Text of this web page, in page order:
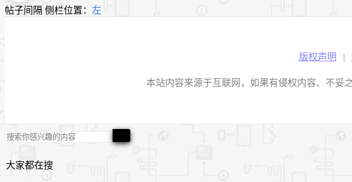
帖子间隔 侧栏位置： 左
版权声明 |
本站内容来源于互联网，如果有侵权内容、不妥
大家都在搜